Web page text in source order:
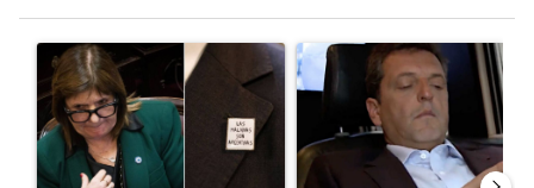
Un artículo de tendencia con el título ""¿Por quéUn artículo de tendencia con